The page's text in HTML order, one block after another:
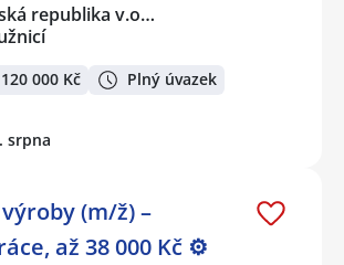
republika v.o…
000 Kč Plný úvazek
srpna
(m/ž) –
až 38 000 Kč ⚙️